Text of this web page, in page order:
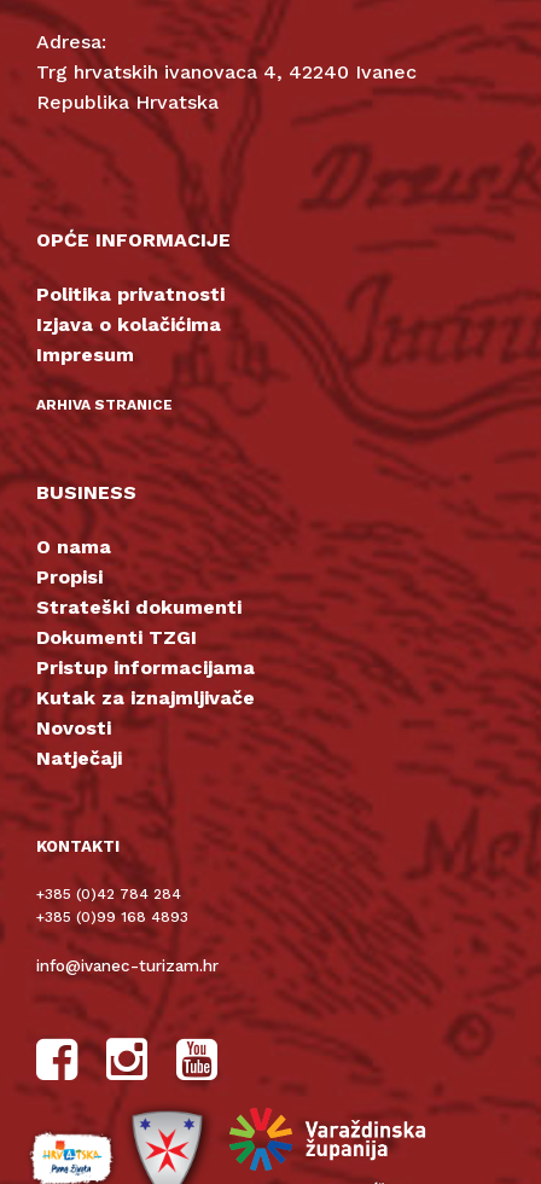
Adresa:
Trg hrvatskih ivanovaca 4, 42240 Ivanec
Republika Hrvatska
OPĆE INFORMACIJE
Politika privatnosti
Izjava o kolačićima
Impresum
ARHIVA STRANICE
BUSINESS
O nama
Propisi
Strateški dokumenti
Dokumenti TZGI
Pristup informacijama
Kutak za iznajmljivače
Novosti
Natječaji
KONTAKTI
+385 (0)42 784 284
+385 (0)99 168 4893
info@ivanec-turizam.hr